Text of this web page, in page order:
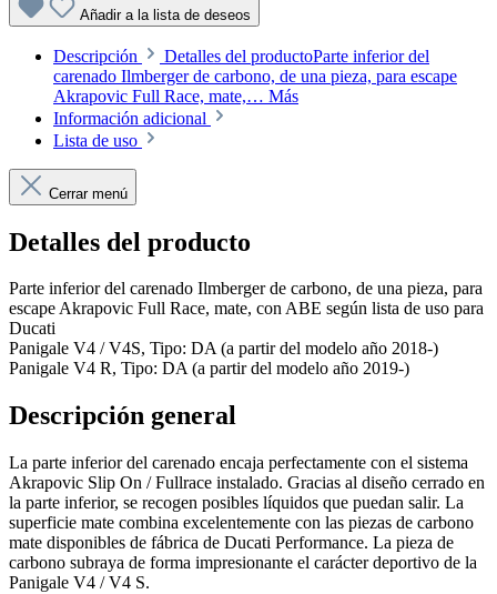
Añadir a la lista de deseos
Descripción
Detalles del productoParte inferior del
carenado Ilmberger de carbono, de una pieza, para escape
Akrapovic Full Race, mate,… Más
Información adicional
Lista de uso
Cerrar menú
Detalles del producto
Parte inferior del carenado Ilmberger de carbono, de una pieza, para
escape Akrapovic Full Race, mate, con ABE según lista de uso para
Ducati
Panigale V4 / V4S, Tipo: DA (a partir del modelo año 2018-)
Panigale V4 R, Tipo: DA (a partir del modelo año 2019-)
Descripción general
La parte inferior del carenado encaja perfectamente con el sistema
Akrapovic Slip On / Fullrace instalado. Gracias al diseño cerrado en
la parte inferior, se recogen posibles líquidos que puedan salir. La
superficie mate combina excelentemente con las piezas de carbono
mate disponibles de fábrica de Ducati Performance. La pieza de
carbono subraya de forma impresionante el carácter deportivo de la
Panigale V4 / V4 S.